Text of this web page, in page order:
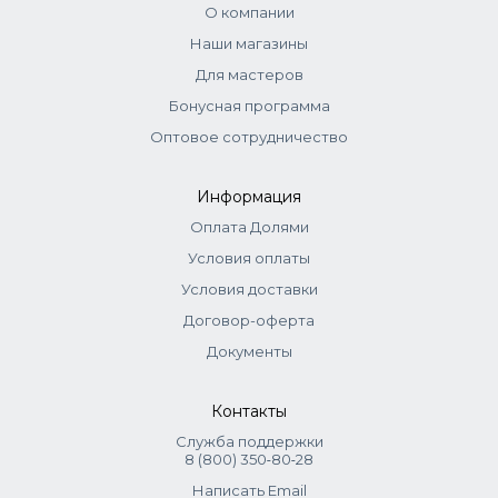
Время автономной работы: 180 минут;
Зарядка аккумулятора: 90 минут;
Ножевой блок: сталь, Т-образный, ширина 37
О компании
Наши магазины
Для мастеров
Бонусная программа
Оптовое сотрудничество
Информация
Оплата Долями
Условия оплаты
Условия доставки
Договор-оферта
Документы
Контакты
Служба поддержки
8 (800) 350‑80‑28
Написать Email